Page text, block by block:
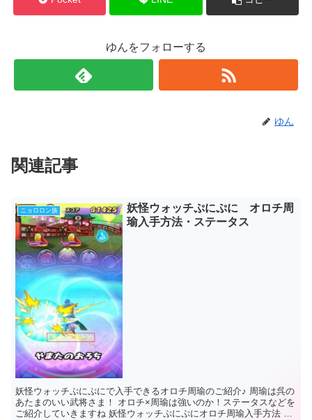
ゆんをフォローする
ゆん
関連記事
ニョロロン族
妖怪ウォッチぷにぷに オロチ周
瑜入手方法・ステータス
妖怪ウォッチぷにぷにで入手できるオロチ周瑜のご紹介♪ 周瑜は呉の
あたまのいい武将さま！ オロチ×周瑜は強いのか！ステータスなどを
ご紹介していきますね 妖怪ウォッチぷにぷにオロチ周瑜入手方法 オ